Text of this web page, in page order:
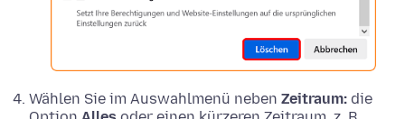
Wählen Sie im Auswahlmenü neben Zeitraum: die